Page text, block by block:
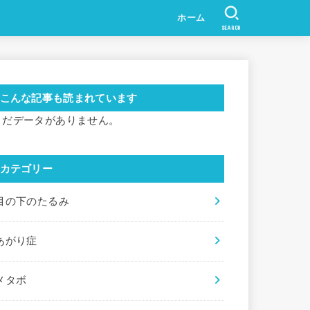
ホーム
SEARCH
こんな記事も読まれています
データがありません。
カテゴリー
の下のたるみ
がり症
タボ